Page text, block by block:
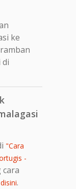
ke
di
"Cara
-
cara
disini.